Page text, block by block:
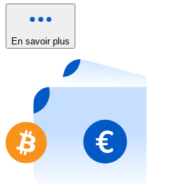
Acheter avec carte
Nouveau
Achetez des cartes-
Aller à la boutique de cartes-
En savoir plus